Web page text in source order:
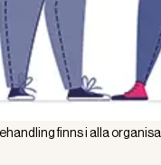
finns i alla